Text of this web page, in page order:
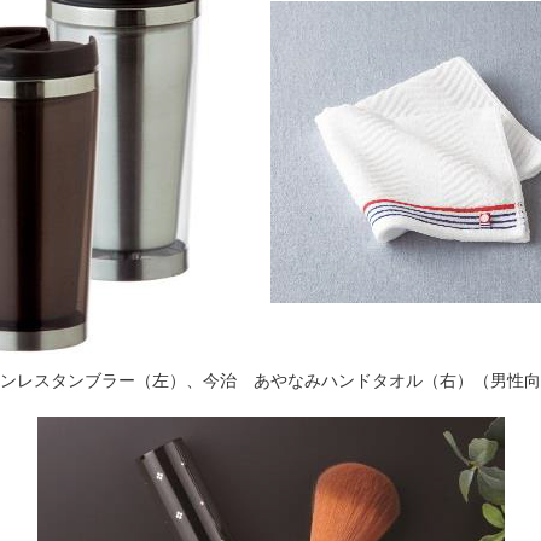
レスタンブラー（左）、今治 あやなみハンドタオル（右）（男性